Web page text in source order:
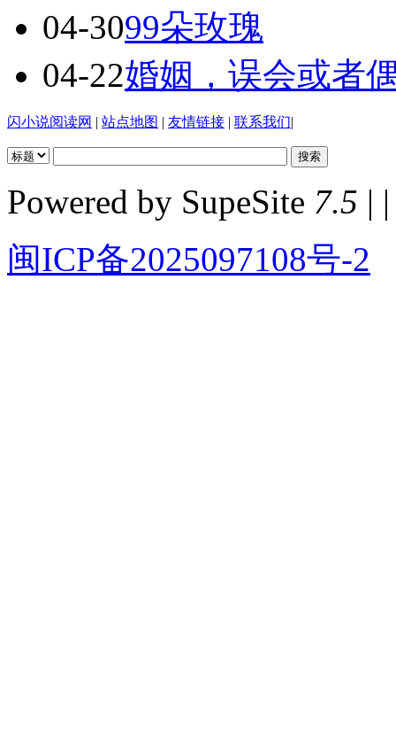
04-3099朵玫瑰
04-22婚姻，误会或者
闪小说阅读网 | 站点地图 | 友情链接 | 联系我们|
Powered by SupeSite 7.5 | |
闽ICP备2025097108号-2